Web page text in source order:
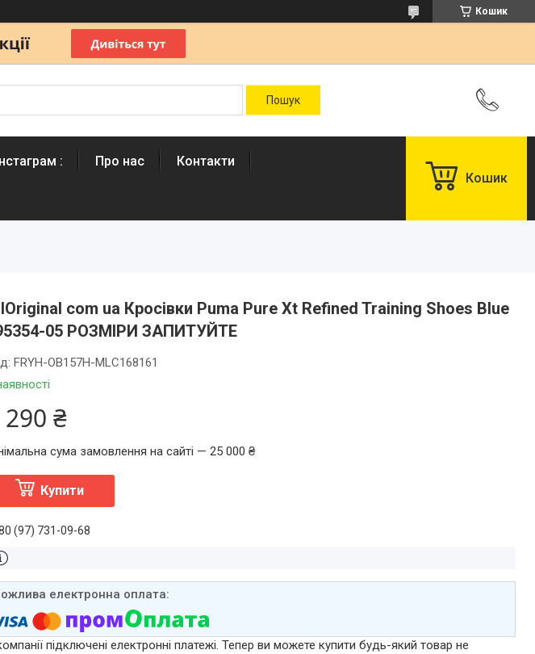
Кошик
: Про нас Контакти
Кошик
com ua Кросівки Puma Pure Xt Refined Training Shoes Blue
05 РОЗМІРИ ЗАПИТУЙТЕ
FRYH-OB157H-MLC168161
₴
сума замовлення на сайті — 25 000 ₴
Купити
(97) 731-09-68
підключені електронні платежі. Тепер ви можете купити будь-який товар не